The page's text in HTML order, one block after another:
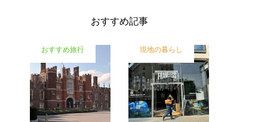
おすすめ記事
おすすめ旅行 現地の暮らし